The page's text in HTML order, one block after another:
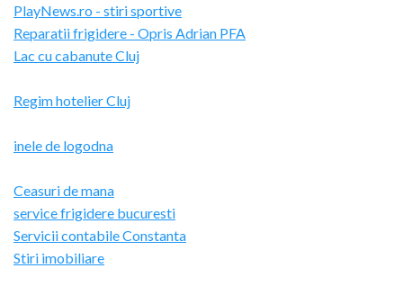
PlayNews.ro - stiri sportive
Reparatii frigidere - Opris Adrian PFA
Lac cu cabanute Cluj
Regim hotelier Cluj
inele de logodna
Ceasuri de mana
service frigidere bucuresti
Servicii contabile Constanta
Stiri imobiliare